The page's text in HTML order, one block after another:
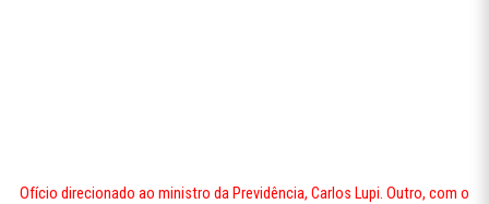
Ofício direcionado ao ministro da Previdência, Carlos Lupi. Outro, com o